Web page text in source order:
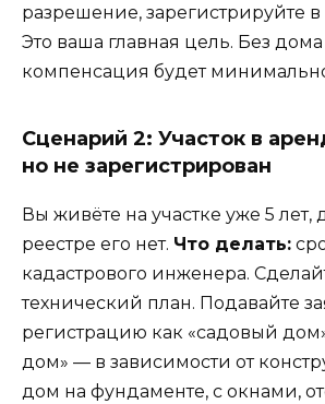
разрешение, зарегистрируйте в
Это ваша главная цель. Без
компенсация будет
Сценарий 2: Участок в
но не зарегистрирован
Вы живёте на участке уже 5 лет,
реестре его нет. Что делать:
кадастрового инженера.
технический план. Подавайте
регистрацию как «садовый
дом» — в зависимости от
дом на фундаменте, с окнами,